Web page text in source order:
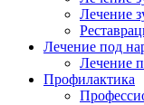
Лечение
Лечение под
Лечение
Профилактика